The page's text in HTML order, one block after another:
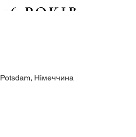
Німеччина